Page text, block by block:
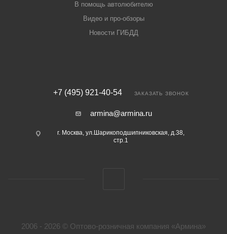
В помощь автолюбителю
Видео и про-обзоры
Новости ГИБДД
+7 (495) 921-40-54 ЗАКАЗАТЬ ЗВОНОК
armina@armina.ru
г. Москва, ул.Шарикоподшипниковская, д.38,
стр.1
2006 - 2026 © Оптово-розничная компания «Армина»